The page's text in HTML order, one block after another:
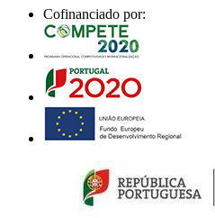
Cofinanciado por: